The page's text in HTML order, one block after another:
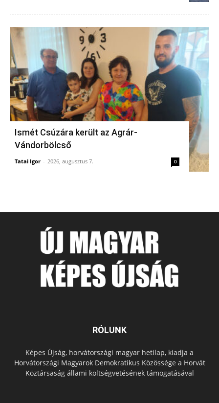
Ismét Csúzára került az Agrár-
Vándorbölcső
Tatai Igor - 2026, augusztus 7. 0
RÓLUNK
Képes Újság, horvátországi magyar hetilap, kiadja a
Horvátországi Magyarok Demokratikus Közössége a Horvát
Köztársaság állami költségvetésének támogatásával